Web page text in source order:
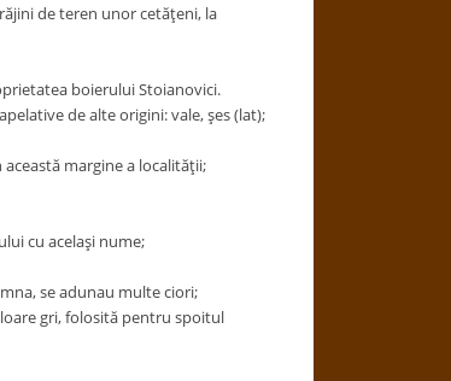
de teren unor cetăţeni, la
boierului Stoianovici.
de alte origini: vale, şes (lat);
margine a localităţii;
cu acelaşi nume;
se adunau multe ciori;
gri, folosită pentru spoitul